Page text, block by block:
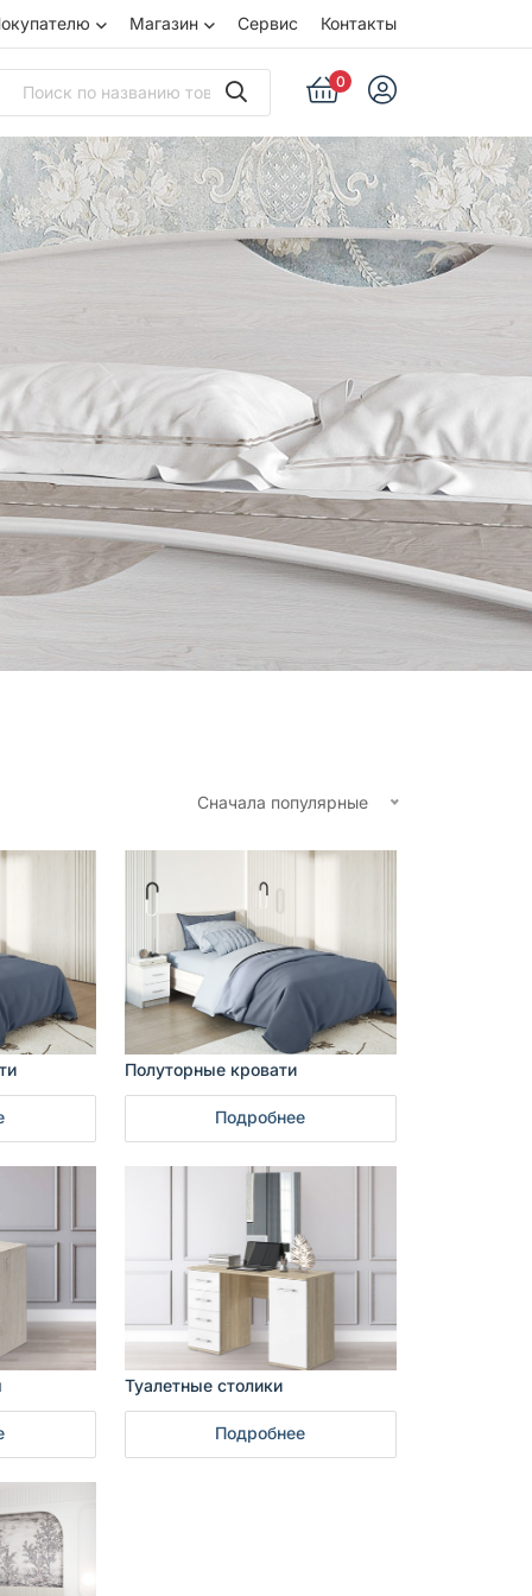
Магазин Сервис Контакты
0
Сначала популярные
Полуторные кровати
Подробнее
Туалетные столики
Подробнее